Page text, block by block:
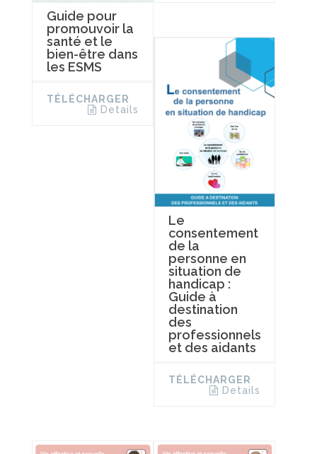
Guide pour
promouvoir la
santé et le
bien-être dans
les ESMS
TÉLÉCHARGER
Details
Le
consentement
de la
personne en
situation de
handicap :
Guide à
destination
des
professionnels
et des aidants
TÉLÉCHARGER
Details